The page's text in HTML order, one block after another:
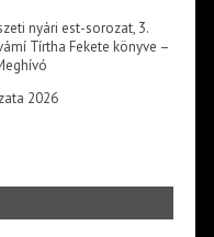
nyári est-sorozat, 3.
Tírtha Fekete könyve –
2026